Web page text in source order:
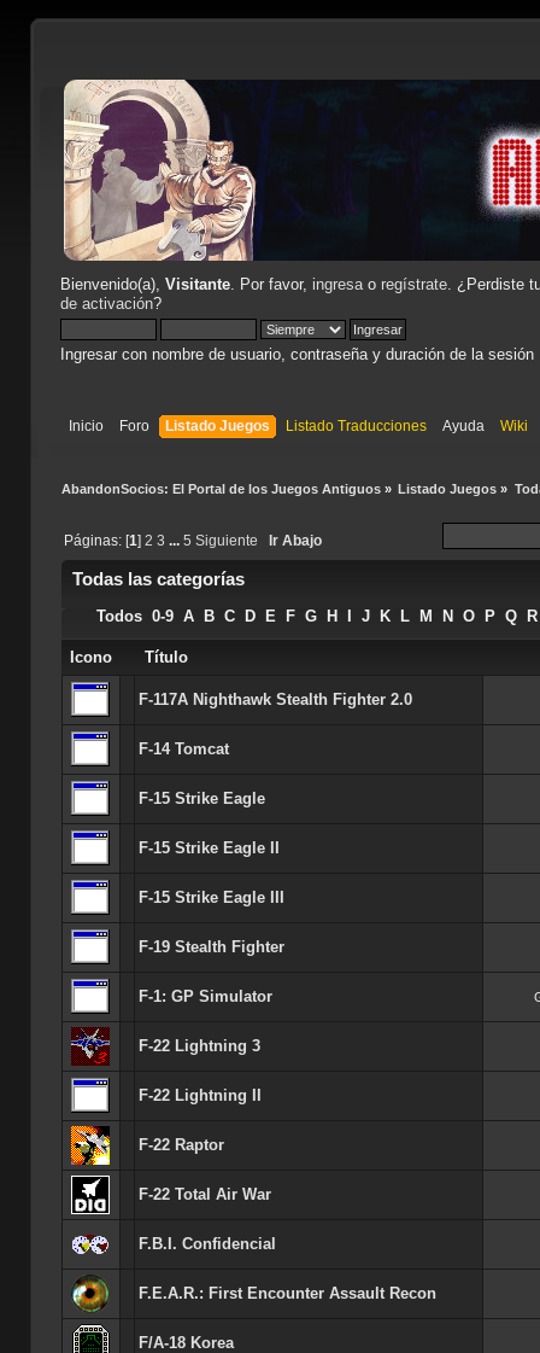
Bienvenido(a), Visitante. Por favor, ingresao regístrate. ¿Perdiste
de activación?
Ingresar con nombre de usuario, contraseña y duración de la sesión
Inicio Foro Listado Juegos Listado Traducciones Ayuda Wiki
AbandonSocios: El Portal de los Juegos Antiguos» Listado Juegos »
Páginas: [1] 2 3 ... 5 Siguiente Ir Abajo
Todas las categorías
Todos 0-9 A B C D E F G H J K L M N O P Q R
Icono Título
F-117A Nighthawk Stealth Fighter 2.0
F-14 Tomcat
F-15 Strike Eagle
F-15 Strike Eagle II
F-15 Strike Eagle III
F-19 Stealth Fighter
F-1: GP Simulator
F-22 Lightning 3
F-22 Lightning II
F-22 Raptor
F-22 Total Air War
F.B.I. Confidencial
F.E.A.R.: First Encounter Assault Recon
F/A-18 Korea